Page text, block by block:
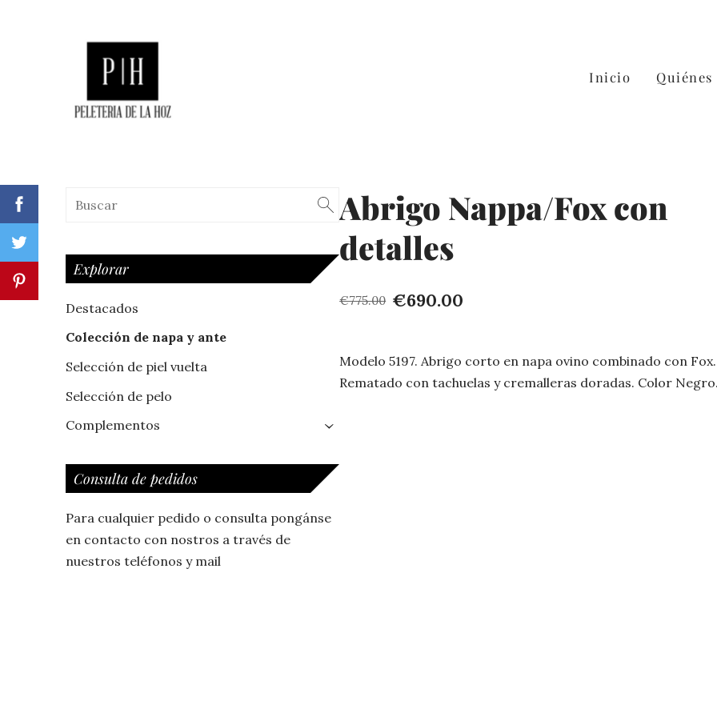
Inicio Quiénes
Explorar
Destacados
Colección de napa y ante
Selección de piel vuelta
Selección de pelo
Complementos
›
Consulta de pedidos
Para cualquier pedido o consulta pongánse
en contacto con nostros a través de
nuestros teléfonos y mail
Abrigo Nappa/Fox con
detalles
€775.00 €690.00
Modelo 5197. Abrigo corto en napa ovino combinado con Fox.
Rematado con tachuelas y cremalleras doradas. Color